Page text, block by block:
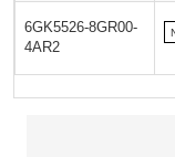
6GK5526-8GR00-
4AR2